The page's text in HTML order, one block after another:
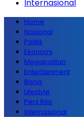
Internasional
Home
Nasional
Politik
Ekonomi
Megapolitan
Entertainment
Bisnis
Lifestyle
Pers Rilis
Internasional